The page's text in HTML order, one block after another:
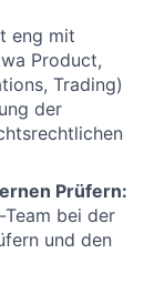
eng mit
Product,
Trading)
der
Prüfern:
bei der
und den